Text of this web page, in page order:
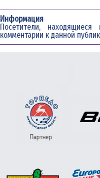
Информация
Посетители,
комментарии к данной